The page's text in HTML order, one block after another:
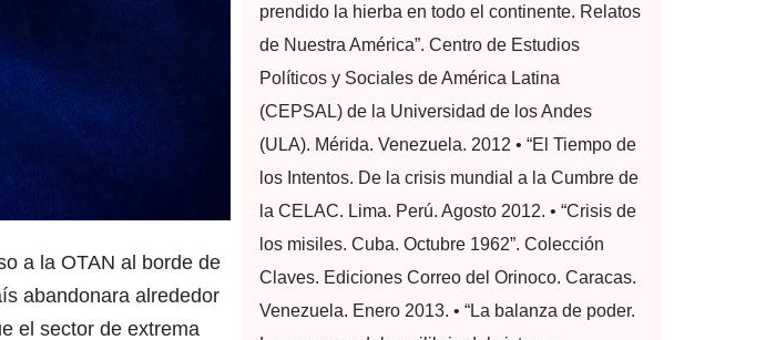
a la OTAN al borde de
abandonara alrededor
el sector de extrema
prendido la hierba en todo el continente. Relatos
de Nuestra América”. Centro de Estudios
Políticos y Sociales de América Latina
(CEPSAL) de la Universidad de los Andes
(ULA). Mérida. Venezuela. 2012 • “El Tiempo de
los Intentos. De la crisis mundial a la Cumbre de
la CELAC. Lima. Perú. Agosto 2012. • “Crisis de
los misiles. Cuba. Octubre 1962”. Colección
Claves. Ediciones Correo del Orinoco. Caracas.
Venezuela. Enero 2013. • “La balanza de poder.